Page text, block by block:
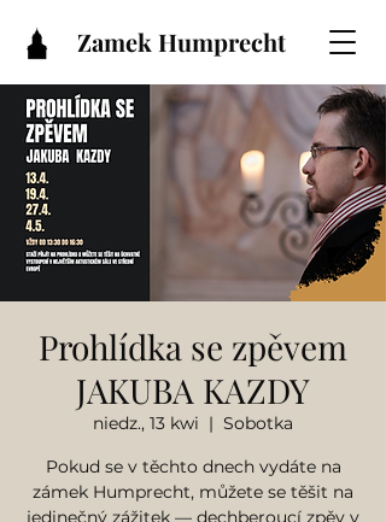
Zamek Humprecht
Prohlídka se zpěvem
JAKUBA KAZDY
niedz., 13 kwi
  |
Sobotka
Pokud se v těchto dnech vydáte na
zámek Humprecht, můžete se těšit na
jedinečný zážitek — dechberoucí zpěv v